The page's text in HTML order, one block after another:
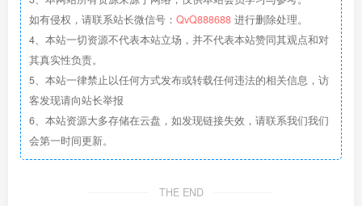
如有侵权，请联系站长微信号： QvQ888688 进行删除处理。
4、本站一切资源不代表本站立场，并不代表本站赞同其观点和对
其真实性负责。
5、本站一律禁止以任何方式发布或转载任何违法的相关信息，访
客发现请向站长举报
6、本站资源大多存储在云盘，如发现链接失效，请联系我们我们
会第一时间更新。
THE END